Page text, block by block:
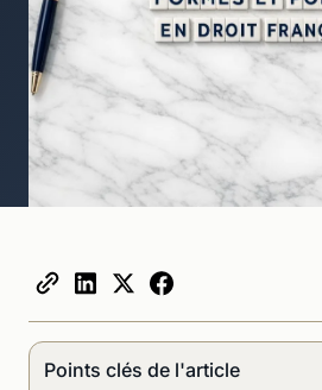
Points clés de l'article